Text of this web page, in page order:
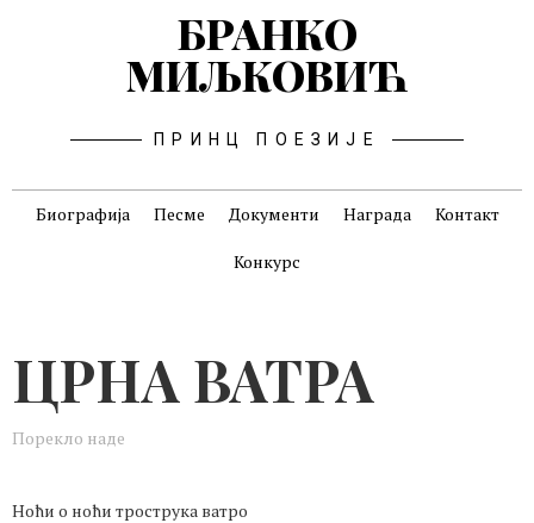
БРАНКО
МИЉКОВИЋ
ПРИНЦ ПОЕЗИЈЕ
Биографија Песме Документи Награда Контакт
Конкурс
ЦРНА ВАТРА
Порекло наде
Ноћи о ноћи трострука ватро